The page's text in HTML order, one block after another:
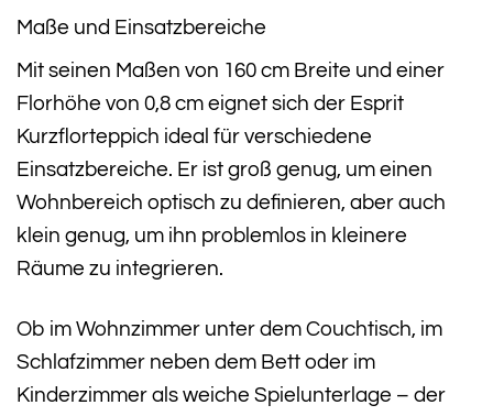
Maße und Einsatzbereiche
Mit seinen Maßen von 160 cm Breite und einer
Florhöhe von 0,8 cm eignet sich der Esprit
Kurzflorteppich ideal für verschiedene
Einsatzbereiche. Er ist groß genug, um einen
Wohnbereich optisch zu definieren, aber auch
klein genug, um ihn problemlos in kleinere
Räume zu integrieren.
Ob im Wohnzimmer unter dem Couchtisch, im
Schlafzimmer neben dem Bett oder im
Kinderzimmer als weiche Spielunterlage – der